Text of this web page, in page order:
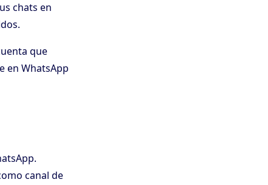
chats en
que
en WhatsApp
canal de